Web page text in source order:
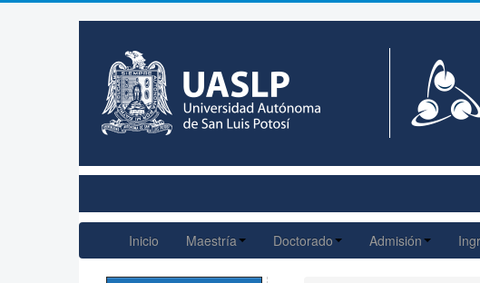
Inicio Maestría Doctorado Admisión